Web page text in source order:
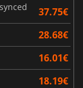
37.75€
28.68€
16.01€
18.19€